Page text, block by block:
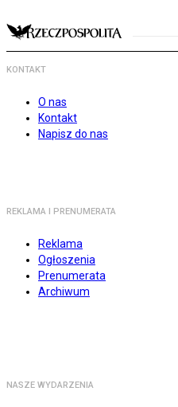
KONTAKT
O nas
Kontakt
Napisz do nas
REKLAMA I PRENUMERATA
Reklama
Ogłoszenia
Prenumerata
Archiwum
NASZE WYDARZENIA